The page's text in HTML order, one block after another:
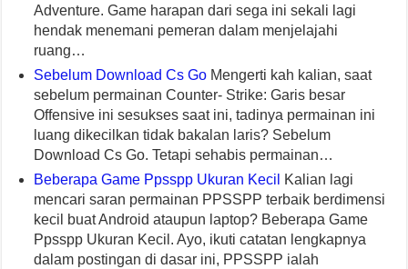
Adventure. Game harapan dari sega ini sekali lagi
hendak menemani pemeran dalam menjelajahi
ruang…
Sebelum Download Cs Go Mengerti kah kalian, saat
sebelum permainan Counter- Strike: Garis besar
Offensive ini sesukses saat ini, tadinya permainan ini
luang dikecilkan tidak bakalan laris? Sebelum
Download Cs Go. Tetapi sehabis permainan…
Beberapa Game Ppsspp Ukuran Kecil
Kalian lagi
mencari saran permainan PPSSPP terbaik berdimensi
kecil buat Android ataupun laptop? Beberapa Game
Ppsspp Ukuran Kecil. Ayo, ikuti catatan lengkapnya
dalam postingan di dasar ini, PPSSPP ialah